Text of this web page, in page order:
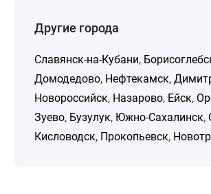
Другие города
Славянск-на-Кубани,
Домодедово, Нефтекамск,
Новороссийск, Назарово, Ейск,
Зуево, Бузулук, Южно-Сахалинск,
Кисловодск, Прокопьевск,